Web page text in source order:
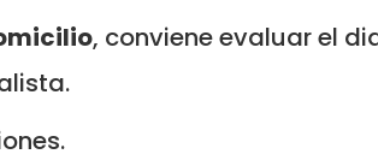
, conviene evaluar el